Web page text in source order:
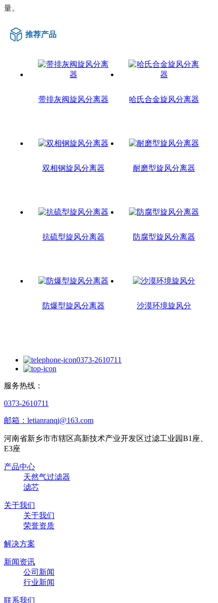
量。
推荐产品
带排灰阀旋风分离器 哈氏合金旋风分离器
双相钢旋风分离器 耐磨型旋风分离器
抗硫型旋风分离器 防腐型旋风分离器
防爆型旋风分离器 沙漠环境旋风分
0373-2610711
服务热线：
0373-2610711
邮箱：letianranqi@163.com
河南省新乡市市辖区高新技术产业开发区过滤工业园B1座、
E3座
产品中心
天然气过滤器
滤芯
关于我们
关于我们
荣誉资质
解决方案
新闻资讯
公司新闻
行业新闻
联系我们